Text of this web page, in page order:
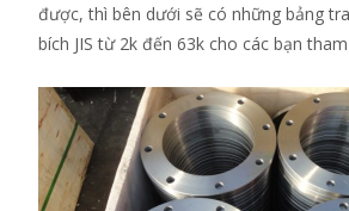
được, thì bên dưới sẽ có những bảng
bích JIS từ 2k đến 63k cho các bạn